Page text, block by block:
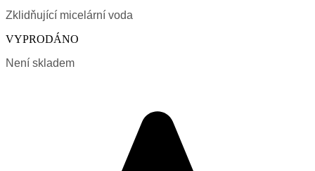
Zklidňující micelární voda
VYPRODÁNO
Není skladem